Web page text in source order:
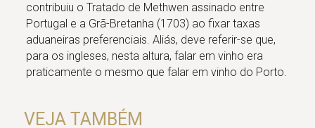
contribuiu o Tratado de Methwen assinado entre
Portugal e a Grã-Bretanha (1703) ao fixar taxas
aduaneiras preferenciais. Aliás, deve referir-se que,
para os ingleses, nesta altura, falar em vinho era
praticamente o mesmo que falar em vinho do Porto.
VEJA TAMBÉM